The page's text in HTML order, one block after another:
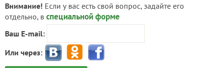
Внимание! Если у вас есть свой вопрос, задайте его
отдельно, в специальной форме
Ваш E-mail:
Или через: